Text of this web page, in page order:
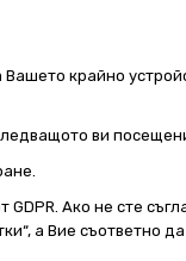
крайно
ви
GDPR. Ако не сте
а Вие съответно